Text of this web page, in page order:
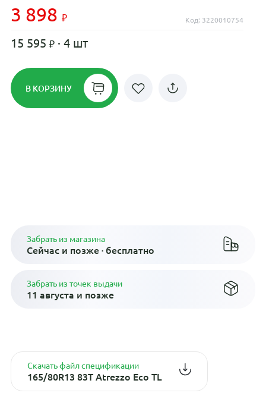
3 898 Код: 3220010754
15 595 · 4 шт
В КОРЗИНУ
Забрать из магазина
Сейчас и позже · бесплатно
Забрать из точек выдачи
11 августа и позже
Скачать файл спецификации
165/80R13 83T Atrezzo Eco TL